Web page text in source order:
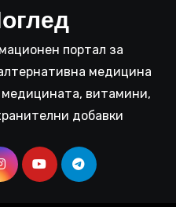
портал за
медицина
витамини,
добавки